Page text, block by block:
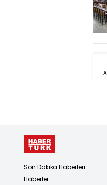
Son Dakika Haberleri
Haberler